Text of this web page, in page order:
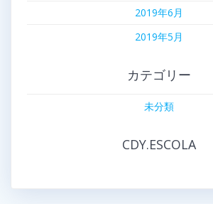
2019年6月
2019年5月
カテゴリー
未分類
CDY.ESCOLA